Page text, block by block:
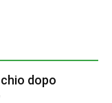
dopo